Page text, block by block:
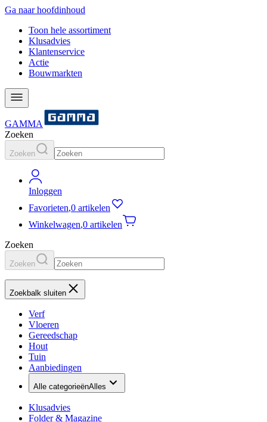
Ga naar hoofdinhoud
Toon hele assortiment
Klusadvies
Klantenservice
Actie
Bouwmarkten
GAMMA
Zoeken
Zoeken
Inloggen
Favorieten,0 artikelen
Winkelwagen,0 artikelen
Zoeken
Zoeken
Zoekbalk sluiten
Verf
Vloeren
Gereedschap
Hout
Tuin
Aanbiedingen
Alle categorieënAlles
Klusadvies
Folder & Magazine